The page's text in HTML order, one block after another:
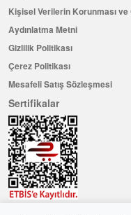
Kişisel Verilerin Korunması ve
Aydınlatma Metni
Gizlilik Politikası
Çerez Politikası
Mesafeli Satış Sözleşmesi
Sertifikalar